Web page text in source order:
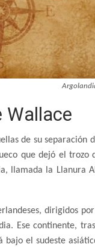
Wallace
de su separación
que dejó el trozo
llamada la Llanura
dirigidos
Ese continente,
bajo el sudeste